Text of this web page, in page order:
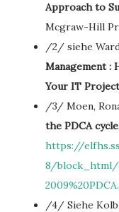
Approach to
Mcgraw-Hill
/2/ siehe
Management :
Your IT
/3/ Moen,
the PDCA
https://
8/block_html/
/4/ Siehe